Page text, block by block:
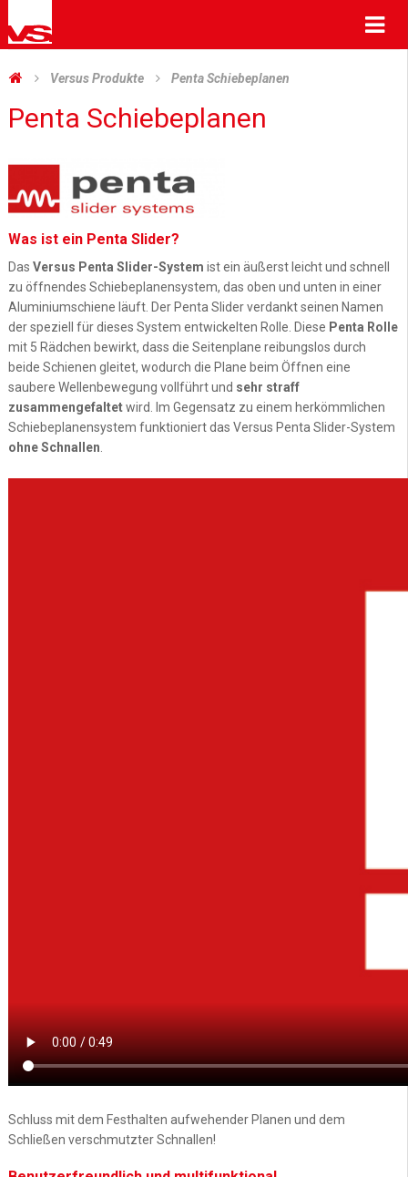
Versus Produkte Penta Schiebeplanen
Penta Schiebeplanen
Was ist ein Penta Slider?
Das Versus Penta Slider-System ist ein äußerst leicht und schnell
zu öffnendes Schiebeplanensystem, das oben und unten in einer
Aluminiumschiene läuft. Der Penta Slider verdankt seinen Namen
der speziell für dieses System entwickelten Rolle. Diese Penta Rolle
mit 5 Rädchen bewirkt, dass die Seitenplane reibungslos durch
beide Schienen gleitet, wodurch die Plane beim Öffnen eine
saubere Wellenbewegung vollführt und sehr straff
zusammengefaltetwird. Im Gegensatz zu einem herkömmlichen
Schiebeplanensystem funktioniert das Versus Penta Slider-System
ohne Schnallen
Schluss mit dem Festhalten aufwehender Planen und dem
Schließen verschmutzter Schnallen!